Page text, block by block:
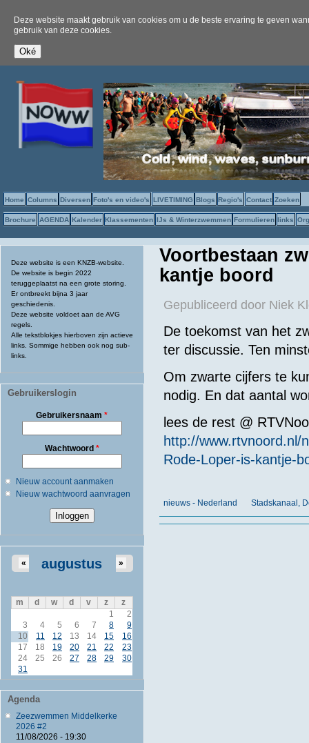
Deze website maakt gebruik van cookies om u de beste ervaring te geven
gebruik van deze cookies.
Home Columns Diversen Foto's en video's LIVETIMING Blogs Regio's Contact Zoeken
Brochure AGENDA Kalender Klassementen IJs & Winterzwemmen Formulieren links
Deze website is een KNZB-website.
De website is begin 2022
teruggeplaatst na een grote storing.
Er ontbreekt bijna 3 jaar
geschiedenis.
Deze website voldoet aan de AVG
regels.
Alle tekstblokjes hierboven zijn actieve
links. Sommige hebben ook nog sub-
links.
Gebruikerslogin
Gebruikersnaam*
Wachtwoord *
Nieuw account aanmaken
Nieuw wachtwoord aanvragen
augustus
« »
m d w d v z
z
1
2
3
4 5 6 7 8
9
10
11 12 13 14 15
16
17
18 19 20 21 22
23
24
25 26 27 28 29
30
31
Agenda
Zeezwemmen Middelkerke
2026 #2
11/08/2026 - 19:30
Voortbestaan
kantje boord
Gepubliceerd door Niek
De toekomst van het
ter discussie. Ten
Om zwarte cijfers te
nodig. En dat aantal
lees de rest @
http://www.rtvnoord.nl/
Rode-Loper-is-kantje-
nieuws - Nederland Stadskanaal,